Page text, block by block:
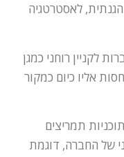
לאסטרטגיה
לקניין רוחני כמגן
אליו כיום כמקור
תמריצים
של החברה, דוגמת